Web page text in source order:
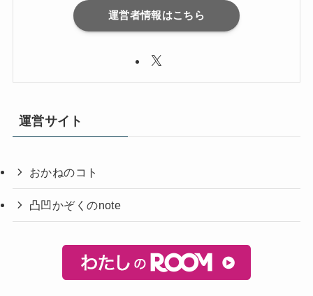
運営者情報はこちら
運営サイト
おかねのコト
凸凹かぞくのnote